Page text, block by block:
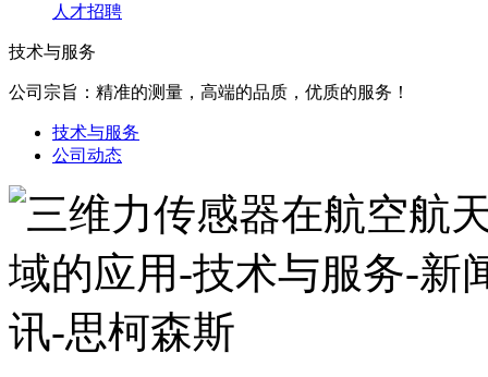
人才招聘
技术与服务
公司宗旨：精准的测量，高端的品质，优质的服务！
技术与服务
公司动态